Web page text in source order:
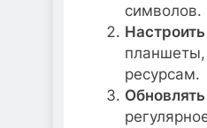
символов.
планшеты,
ресурсам.